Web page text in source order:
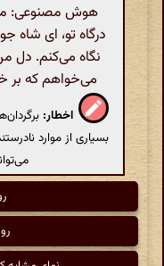
هوش مصنوعی: من
درگاه تو، ای شاه
نگاه می‌کنم. دل
می‌خواهم که بر
اخطار:
بسیاری از موارد